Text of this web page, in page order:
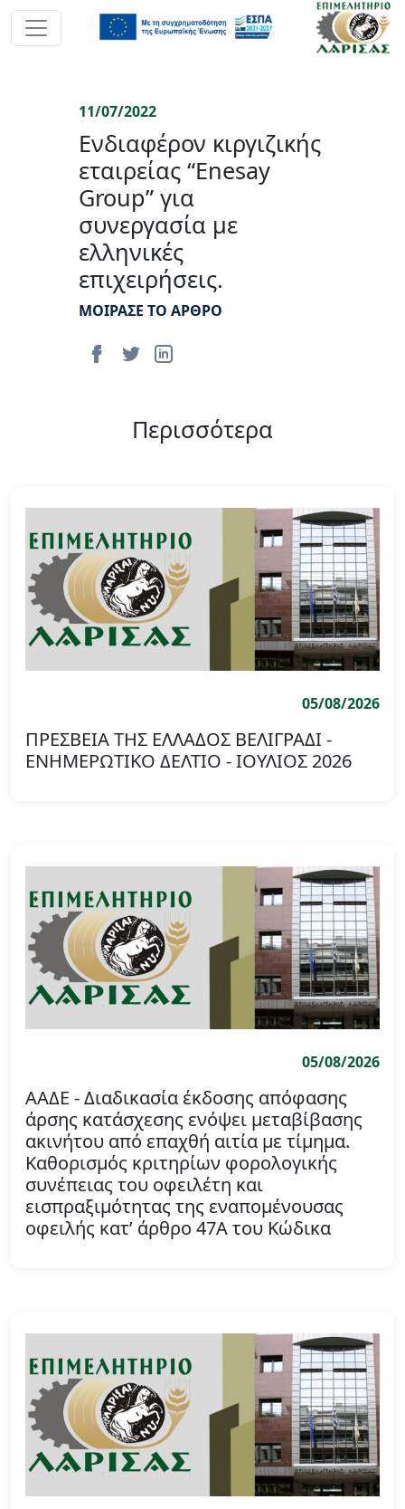
11/07/2022
Ενδιαφέρον κιργιζικής
εταιρείας “Enesay
Group” για
συνεργασία με
ελληνικές
επιχειρήσεις.
ΜΟΙΡΑΣΕ ΤΟ ΑΡΘΡΟ
Περισσότερα
05/08/2026
ΠΡΕΣΒΕΙΑ ΤΗΣ ΕΛΛΑΔΟΣ ΒΕΛΙΓΡΑΔΙ -
ΕΝΗΜΕΡΩΤΙΚΟ ΔΕΛΤΙΟ - ΙΟΥΛΙΟΣ 2026
05/08/2026
ΑΑΔΕ - Διαδικασία έκδοσης απόφασης
άρσης κατάσχεσης ενόψει μεταβίβασης
ακινήτου από επαχθή αιτία με τίμημα.
Καθορισμός κριτηρίων φορολογικής
συνέπειας του οφειλέτη και
εισπραξιμότητας της εναπομένουσας
οφειλής κατ’ άρθρο 47Α του Κώδικα